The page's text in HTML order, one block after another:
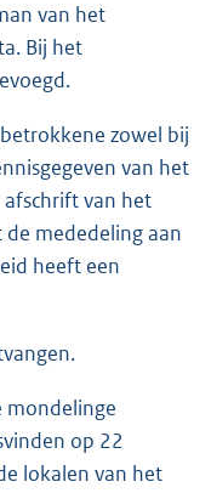
van het
Bij het
zowel bij
van het
van het
mededeling aan
heeft een
mondelinge
op 22
lokalen van het